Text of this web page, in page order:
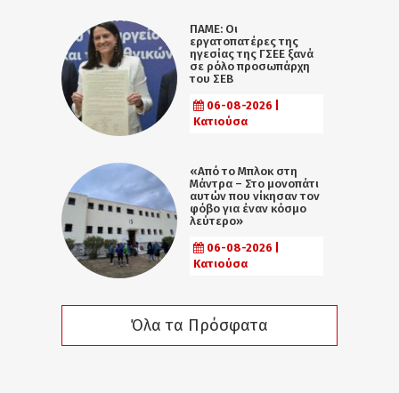
ΠΑΜΕ: Οι
εργατοπατέρες της
ηγεσίας της ΓΣΕΕ ξανά
σε ρόλο προσωπάρχη
του ΣΕΒ
06-08-2026 |
Κατιούσα
«Από το Μπλοκ στη
Μάντρα – Στο μονοπάτι
αυτών που νίκησαν τον
φόβο για έναν κόσμο
λεύτερο»
06-08-2026 |
Κατιούσα
Όλα τα Πρόσφατα